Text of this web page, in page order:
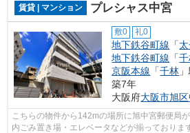
賃貸 | マンション プレシャス中宮
敷0 礼0
地下鉄谷町線 「
地下鉄谷町線 「
京阪本線 「千林
築7年
大阪府大阪市旭区
こちらの物件から142mの場所に旭中宮郵便局
内ごみ置き場・エレベータなどが揃っておりま